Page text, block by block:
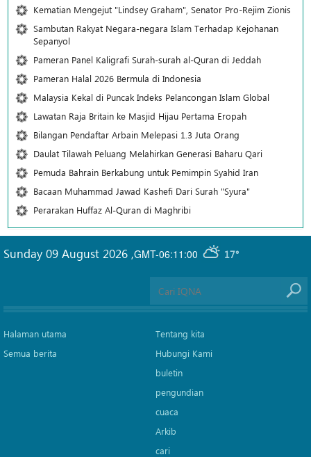
Kematian Mengejut "Lindsey Graham", Senator Pro-Rejim Zionis
Sambutan Rakyat Negara-negara Islam Terhadap Kejohanan
Sepanyol
Pameran Panel Kaligrafi Surah-surah al-Quran di Jeddah
Pameran Halal 2026 Bermula di Indonesia
Malaysia Kekal di Puncak Indeks Pelancongan Islam Global
Lawatan Raja Britain ke Masjid Hijau Pertama Eropah
Bilangan Pendaftar Arbain Melepasi 1.3 Juta Orang
Daulat Tilawah Peluang Melahirkan Generasi Baharu Qari
Pemuda Bahrain Berkabung untuk Pemimpin Syahid Iran
Bacaan Muhammad Jawad Kashefi Dari Surah "Syura"
Perarakan Huffaz Al-Quran di Maghribi
GMT-06:11:00 17°
Sunday 09 August 2026 ,
Halaman utama
Semua berita
Tentang kita
Hubungi Kami
buletin
pengundian
cuaca
Arkib
cari